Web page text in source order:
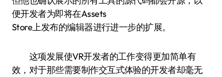
便开发者为即将在Assets
Store上发布的编辑器进行进一步的扩展。
这项发展使VR开发者的工作变得更加简单有
效，对于那些需要制作交互式体验的开发者却毫无